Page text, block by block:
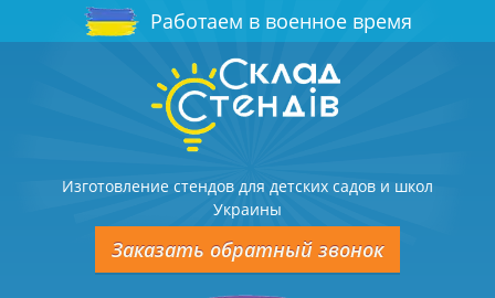
Работаем в военное время
Изготовление стендов для детских садов и школ
Украины
Заказать обратный звонок